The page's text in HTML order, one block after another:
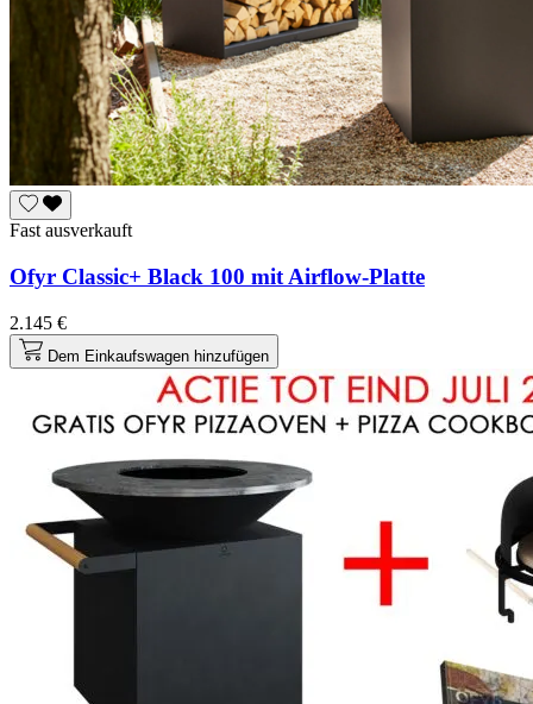
Fast ausverkauft
Ofyr Classic+ Black 100 mit Airflow-Platte
2.145 €
Dem Einkaufswagen hinzufügen